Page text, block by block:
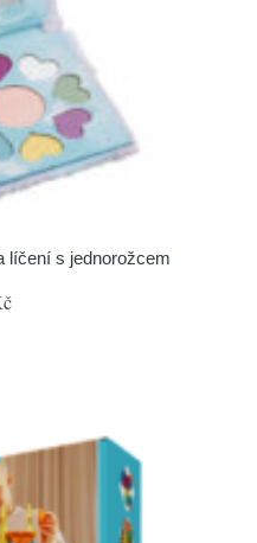
líčení s jednorožcem